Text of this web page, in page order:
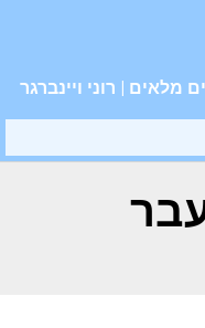
| רוני ויינברגר